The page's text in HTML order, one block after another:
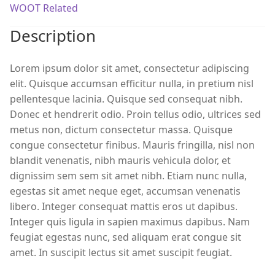
WOOT Related
Description
Lorem ipsum dolor sit amet, consectetur adipiscing
elit. Quisque accumsan efficitur nulla, in pretium nisl
pellentesque lacinia. Quisque sed consequat nibh.
Donec et hendrerit odio. Proin tellus odio, ultrices sed
metus non, dictum consectetur massa. Quisque
congue consectetur finibus. Mauris fringilla, nisl non
blandit venenatis, nibh mauris vehicula dolor, et
dignissim sem sem sit amet nibh. Etiam nunc nulla,
egestas sit amet neque eget, accumsan venenatis
libero. Integer consequat mattis eros ut dapibus.
Integer quis ligula in sapien maximus dapibus. Nam
feugiat egestas nunc, sed aliquam erat congue sit
amet. In suscipit lectus sit amet suscipit feugiat.